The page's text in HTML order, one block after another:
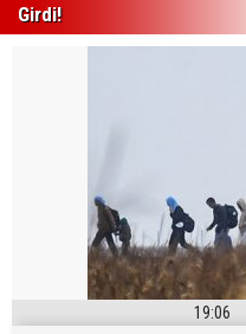
Girdi!
19:06